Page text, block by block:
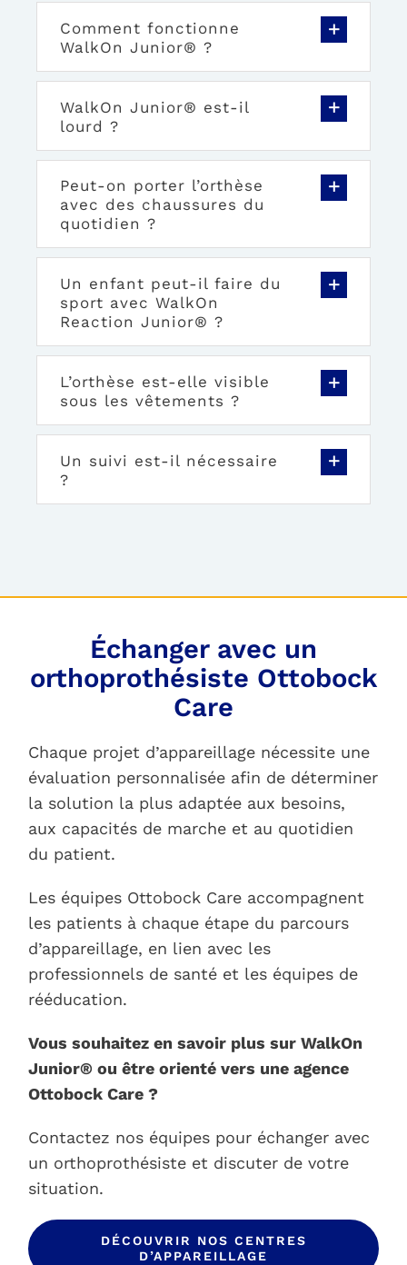
Comment fonctionne
WalkOn Junior® ?
WalkOn Junior® est-il
lourd ?
Peut-on porter l’orthèse
avec des chaussures du
quotidien ?
Un enfant peut-il faire du
sport avec WalkOn
Reaction Junior® ?
L’orthèse est-elle visible
sous les vêtements ?
Un suivi est-il nécessaire
?
Échanger avec un
orthoprothésiste Ottobock
Care
Chaque projet d’appareillage nécessite une
évaluation personnalisée afin de déterminer
la solution la plus adaptée aux besoins,
aux capacités de marche et au quotidien
du patient.
Les équipes Ottobock Care accompagnent
les patients à chaque étape du parcours
d’appareillage, en lien avec les
professionnels de santé et les équipes de
rééducation.
Vous souhaitez en savoir plus sur WalkOn
Junior® ou être orienté vers une agence
Ottobock Care ?
Contactez nos équipes pour échanger avec
un orthoprothésiste et discuter de votre
situation.
DÉCOUVRIR NOS CENTRES
D’APPAREILLAGE